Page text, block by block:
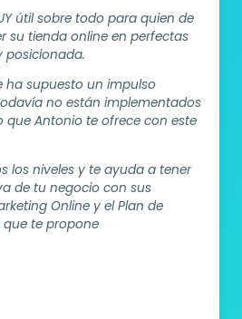
útil sobre todo para quien de
su tienda online en perfectas
posicionada.
ha supuesto un impulso
no están implementados
Antonio te ofrece con este
los niveles y te ayuda a tener
de tu negocio con sus
Online y el Plan de
que te propone